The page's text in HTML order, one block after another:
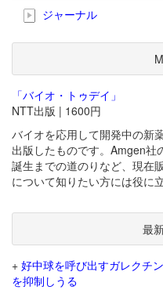
ジャーナル
「バイオ・トゥデイ」
NTT出版 | 1600円
バイオを応用して開発中の新
出版したものです。Amgen社
誕生までの道のりなど、現在
について知りたい方には役に
最
+ 好中球を呼び出すガレクチ
を抑制しうる